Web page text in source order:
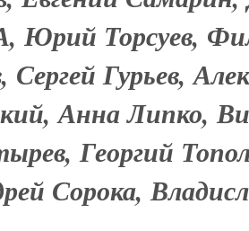
Юрий Торсуев,
Сергей Гурьев,
Анна Липко,
Георгий
Сорока,